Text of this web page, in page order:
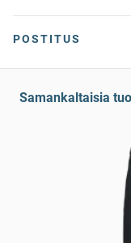
POSTITUS
Samankaltaisia